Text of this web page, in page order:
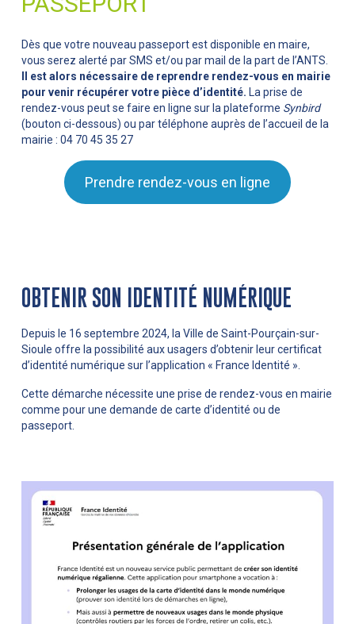
Dès que votre nouveau passeport est disponible en maire,
vous serez alerté par SMS et/ou par mail de la part de l’ANTS.
Il est alors nécessaire de reprendre rendez-vous en mairie
pour venir récupérer votre pièce d’identité. La prise de
rendez-vous peut se faire en ligne sur la plateforme Synbird
(bouton ci-dessous) ou par téléphone auprès de l’accueil de la
mairie : 04 70 45 35 27
Prendre rendez-vous en ligne
OBTENIR SON IDENTITÉ NUMÉRIQUE
Depuis le 16 septembre 2024, la Ville de Saint-Pourçain-sur-
Sioule offre la possibilité aux usagers d’obtenir leur certificat
d’identité numérique sur l’application « France Identité ».
Cette démarche nécessite une prise de rendez-vous en mairie
comme pour une demande de carte d’identité ou de
passeport.